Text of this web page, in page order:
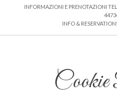
INFORMAZIONI E PRENOTAZIONI
INFO &